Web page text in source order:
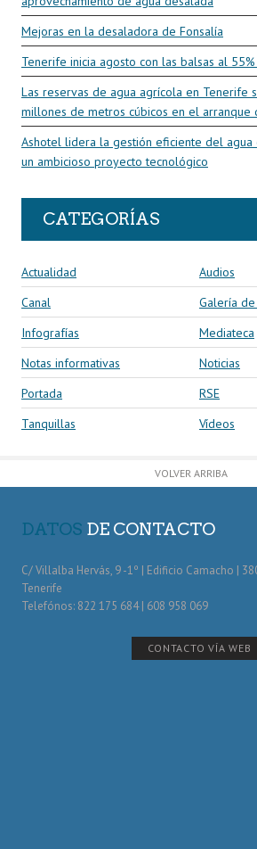
Mejoras en la desaladora de Fonsalía
Tenerife inicia agosto con las balsas al
Las reservas de agua agrícola en Tenerife
millones de metros cúbicos en el arranque
Ashotel lidera la gestión eficiente del agua
un ambicioso proyecto tecnológico
CATEGORÍAS
Actualidad
Audios
Canal
Galería
Infografías
Mediateca
Notas informativas
Noticias
Portada
RSE
Tanquillas
Vídeos
VOLVER ARRIBA
DATOS DE CONTACTO
C/ Villalba Hervás, 9 -1º | Edificio Camacho |
Tenerife
Telefónos: 822 175 684 | 608 958 069
CONTACTO VÍA WEB